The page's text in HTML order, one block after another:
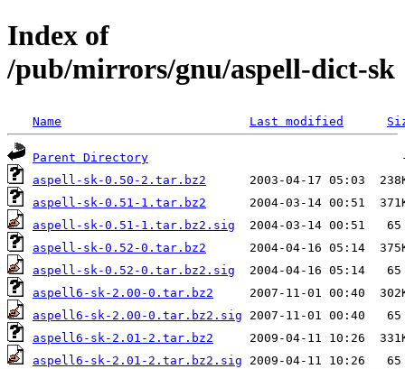
Index of
/pub/mirrors/gnu/aspell-dict-sk
Name Last modified
Parent Directory
aspell-sk-0.50-2.tar.bz2
aspell-sk-0.51-1.tar.bz2
aspell-sk-0.51-1.tar.bz2.sig
aspell-sk-0.52-0.tar.bz2
aspell-sk-0.52-0.tar.bz2.sig
aspell6-sk-2.00-0.tar.bz2
aspell6-sk-2.00-0.tar.bz2.sig
aspell6-sk-2.01-2.tar.bz2
aspell6-sk-2.01-2.tar.bz2.sig